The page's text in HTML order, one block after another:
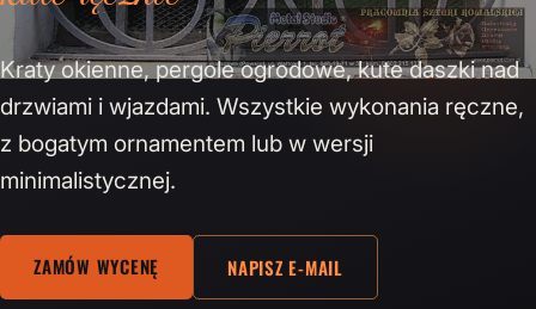
Kraty okienne, pergole ogrodowe, kute daszki nad
drzwiami i wjazdami. Wszystkie wykonania ręczne,
z bogatym ornamentem lub w wersji
minimalistycznej.
ZAMÓW WYCENĘ NAPISZ E-MAIL